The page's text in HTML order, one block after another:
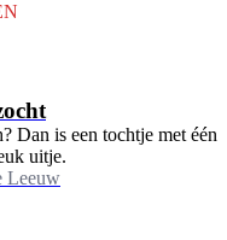
Dan is een tochtje met één
uitje.
Leeuw